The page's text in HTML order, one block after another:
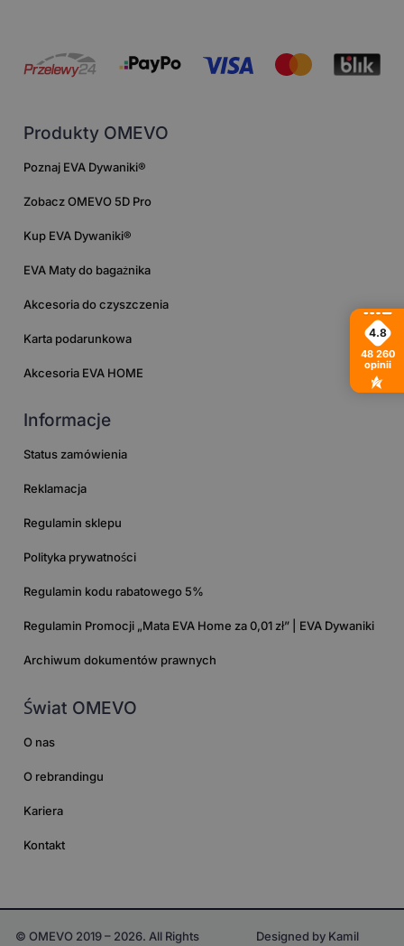
Produkty OMEVO
Poznaj EVA Dywaniki®
Zobacz OMEVO 5D Pro
Kup EVA Dywaniki®
EVA Maty do bagażnika
Akcesoria do czyszczenia
Karta podarunkowa
Akcesoria EVA HOME
Informacje
Status zamówienia
Reklamacja
Regulamin sklepu
Polityka prywatności
Regulamin kodu rabatowego 5%
Regulamin Promocji „Mata EVA Home za 0,01 zł” | EVA Dywaniki
Archiwum dokumentów prawnych
Świat OMEVO
O nas
O rebrandingu
Kariera
Kontakt
© OMEVO 2019 – 2026. All Rights
Designed by Kamil
4.8
48 260
opinii